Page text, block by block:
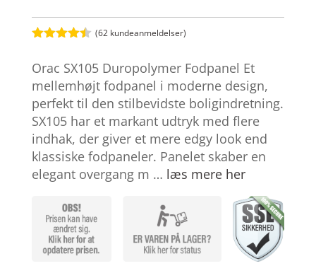
ud af 5
baseret
på
kundebedø
mmelser
(62 kundeanmeldelser)
Orac SX105 Duropolymer Fodpanel Et
mellemhøjt fodpanel i moderne design,
perfekt til den stilbevidste boligindretning.
SX105 har et markant udtryk med flere
indhak, der giver et mere edgy look end
klassiske fodpaneler. Panelet skaber en
elegant overgang m … læs mere her